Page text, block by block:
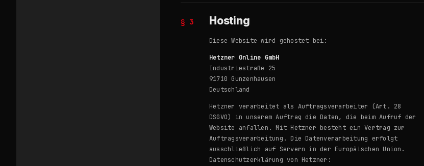
§ 3 Hosting
Diese Website wird gehostet bei:
Hetzner Online GmbH
Industriestraße 25
91710 Gunzenhausen
Deutschland
Hetzner verarbeitet als Auftragsverarbeiter (Art. 28
DSGVO) in unserem Auftrag die Daten, die beim Aufruf der
Website anfallen. Mit Hetzner besteht ein Vertrag zur
Auftragsverarbeitung. Die Datenverarbeitung erfolgt
ausschließlich auf Servern in der Europäischen Union.
Datenschutzerklärung von Hetzner: